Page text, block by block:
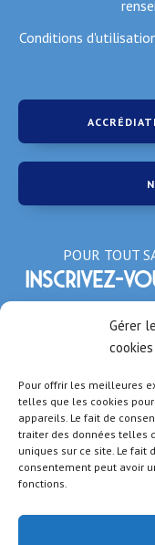
Gérer
cookies
Pour offrir les meilleures
telles que les cookies
appareils. Le fait de
traiter des données telles
uniques sur ce site. Le fait
consentement peut avoir
fonctions.
Conditions
POUR TOUT
Inscrivez-
*Champs obligatoires